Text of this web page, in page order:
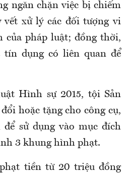
ngăn chặn việc bị chiếm
vết xử lý các đối tượng vi
của pháp luật; đồng thời,
dụng có liên quan để
Hình sự 2015, tội Sản
hoặc tặng cho công cụ,
sử dụng vào mục đích
3 khung hình phạt.
tiền từ 20 triệu đồng